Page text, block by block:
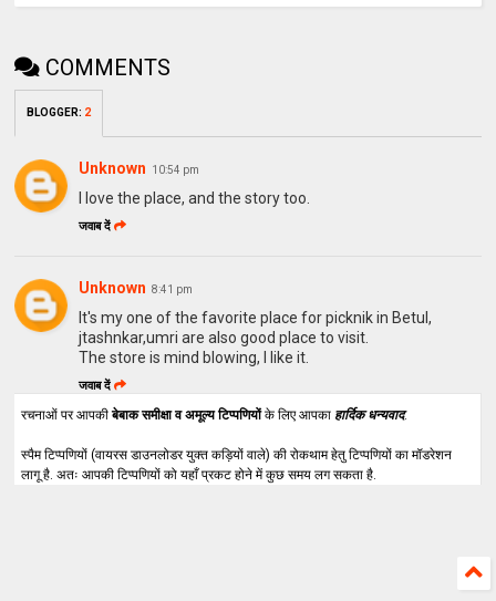
COMMENTS
BLOGGER: 2
Unknown 10:54 pm
I love the place, and the story too.
जवाब दें
Unknown 8:41 pm
It's my one of the favorite place for picknik in Betul,
jtashnkar,umri are also good place to visit.
The store is mind blowing, I like it.
जवाब दें
रचनाओं पर आपकीबेबाक समीक्षा व अमूल्य टिप्पणियोंके लिए आपका हार्दिक धन्यवाद.
स्पैम टिप्पणियों (वायरस डाउनलोडर युक्त कड़ियों वाले) की रोकथाम हेतु टिप्पणियों का मॉडरेशन
लागू है. अतः आपकी टिप्पणियों को यहाँ प्रकट होने में कुछ समय लग सकता है.